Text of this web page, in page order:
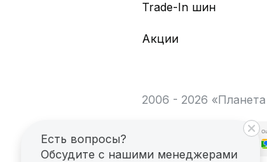
Trade-In шин
Акции
2006 - 2026
Есть вопросы?
Обсудите с нашими менеджерами